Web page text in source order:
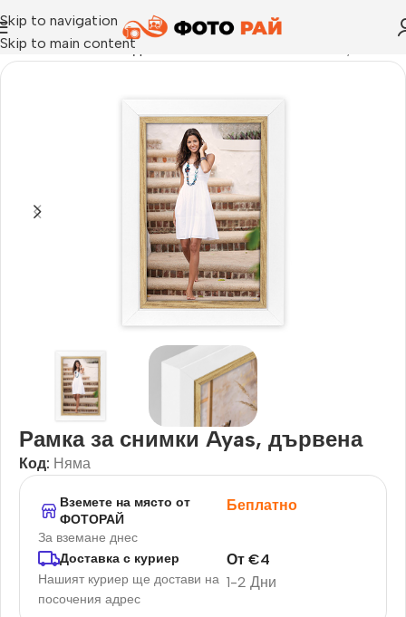
Skip to navigation
Skip to main content
Начало›Рамка за една снимка
Рамка за снимки Ayas, дървена
Код: Няма
Вземете на място от
ФОТОРАЙ
За вземане днес
Беплатно
Доставка с куриер
Нашият куриер ще достави на
посочения адрес
1-2 Дни
От€4